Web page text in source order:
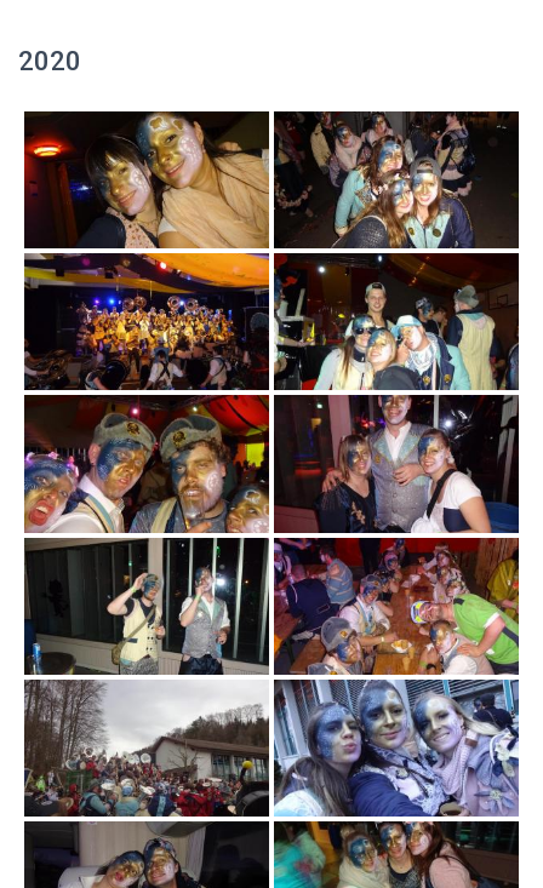
2020